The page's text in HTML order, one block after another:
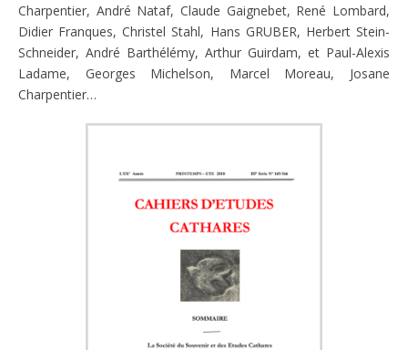
Charpentier, André Nataf, Claude Gaignebet, René Lombard,
Didier Franques, Christel Stahl, Hans GRUBER, Herbert Stein-
Schneider, André Barthélémy, Arthur Guirdam, et Paul-Alexis
Ladame, Georges Michelson, Marcel Moreau, Josane
Charpentier…